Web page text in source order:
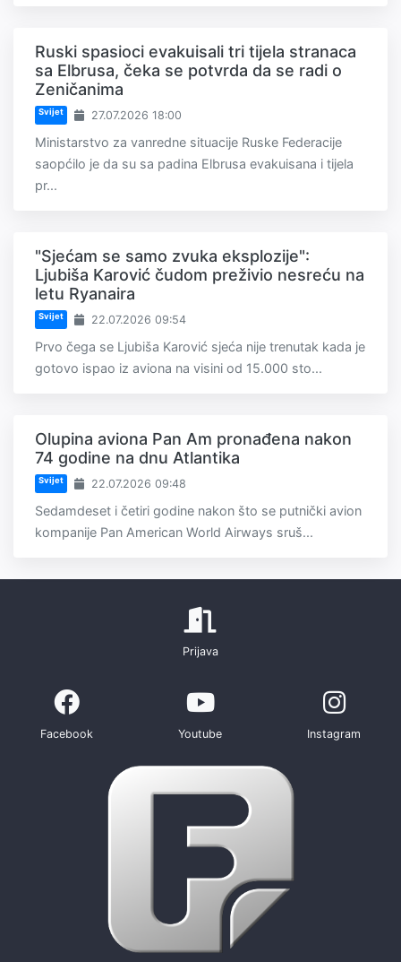
Ruski spasioci evakuisali tri tijela stranaca
sa Elbrusa, čeka se potvrda da se radi o
Zeničanima
Svijet 27.07.2026 18:00
Ministarstvo za vanredne situacije Ruske Federacije
saopćilo je da su sa padina Elbrusa evakuisana i tijela
pr...
"Sjećam se samo zvuka eksplozije":
Ljubiša Karović čudom preživio nesreću na
letu Ryanaira
Svijet 22.07.2026 09:54
Prvo čega se Ljubiša Karović sjeća nije trenutak kada je
gotovo ispao iz aviona na visini od 15.000 sto...
Olupina aviona Pan Am pronađena nakon
74 godine na dnu Atlantika
Svijet 22.07.2026 09:48
Sedamdeset i četiri godine nakon što se putnički avion
kompanije Pan American World Airways sruš...
Prijava
Facebook Youtube Instagram